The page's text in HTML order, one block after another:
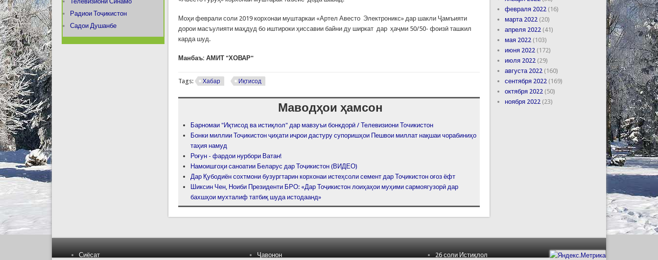
Моҳи феврали соли 2019 корхонаи муштаркаи «Артел Авесто Электроникс» дар шакли Ҷамъияти
дорои масъулияти маҳдуд бо иштироки ҳиссавии байни ду ширкат дар ҳаҷми 50/50- фоизӣ ташкил
карда шуд.
Манбаъ: АМИТ "ХОВАР"
Tags: Хабар Иқтисод
Маводҳои ҳамсон
Барномаи "Иқтисод ва истиқлол" дар мавзуъи бонкдорӣ / Телевизиони Точикистон
Бонки миллии Тоҷикистон ҷиҳати иҷрои дастуру супоришҳои Пешвои миллат нақшаи чорабиниҳо
таҳия намуд
Роғун - фардои нурбори Ватан!
Намоишгоҳи саноатии Беларус дар Тоҷикистон (ВИДЕО)
Дар Қубодиён сохтмони бузургтарин корхонаи истеҳсоли семент дар Тоҷикистон оғоз ёфт
Шиксин Чен, Ноиби Президенти БРО: «Дар Тоҷикистон лоиҳаҳои муҳими сармоягузорӣ дар
бахшҳои мухталиф татбиқ шуда истодаанд»
Радиои Тоҷикистон
Садои Душанбе
февраля 2022 (16)
марта 2022 (20)
апреля 2022 (41)
мая 2022 (103)
июня 2022 (172)
июля 2022 (29)
августа 2022 (160)
сентября 2022 (169)
октября 2022 (50)
ноября 2022 (23)
Сиёсат Ҷавонон 26 соли Истиқлол